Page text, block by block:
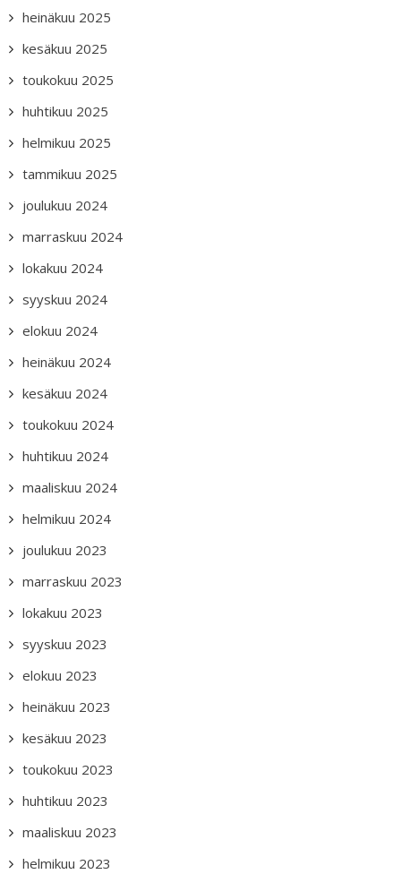
heinäkuu 2025
kesäkuu 2025
toukokuu 2025
huhtikuu 2025
helmikuu 2025
tammikuu 2025
joulukuu 2024
marraskuu 2024
lokakuu 2024
syyskuu 2024
elokuu 2024
heinäkuu 2024
kesäkuu 2024
toukokuu 2024
huhtikuu 2024
maaliskuu 2024
helmikuu 2024
joulukuu 2023
marraskuu 2023
lokakuu 2023
syyskuu 2023
elokuu 2023
heinäkuu 2023
kesäkuu 2023
toukokuu 2023
huhtikuu 2023
maaliskuu 2023
helmikuu 2023